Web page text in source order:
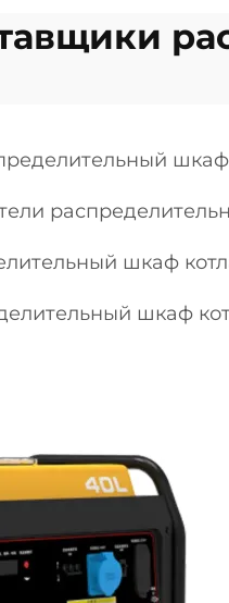
шкаф
шкаф
шкаф